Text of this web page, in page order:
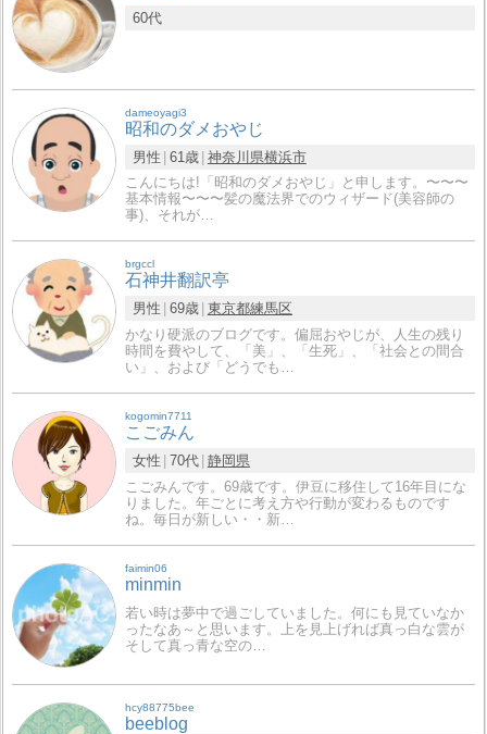
60代
dameoyagi3
昭和のダメおやじ
男性 61歳 神奈川県横浜市
こんにちは!「昭和のダメおやじ」と申します。〜〜〜
基本情報〜〜〜髪の魔法界でのウィザード(美容師の
事)、それが…
brgccl
石神井翻訳亭
男性 69歳 東京都練馬区
かなり硬派のブログです。偏屈おやじが、人生の残り
時間を費やして、「美」、「生死」、「社会との間合
い」、および「どうでも…
kogomin7711
こごみん
女性 70代 静岡県
こごみんです。69歳です。伊豆に移住して16年目にな
りました。年ごとに考え方や行動が変わるものです
ね。毎日が新しい・・新…
faimin06
minmin
若い時は夢中で過ごしていました。何にも見ていなか
ったなあ～と思います。上を見上げれば真っ白な雲が
そして真っ青な空の…
hcy88775bee
beeblog